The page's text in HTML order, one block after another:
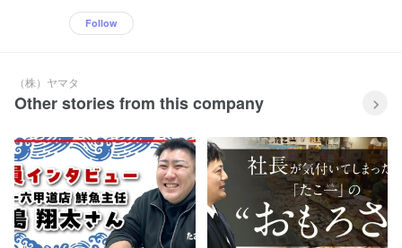
Follow
（株）ヤマタ
Other stories from this company